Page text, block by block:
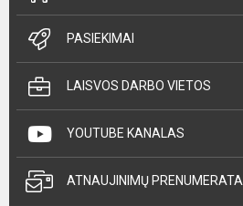
PASIEKIMAI
LAISVOS DARBO VIETOS
YOUTUBE KANALAS
ATNAUJINIMŲ PRENUMERATA